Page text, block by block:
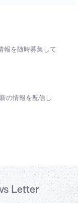
報を随時募集して
の情報を配信し
Letter